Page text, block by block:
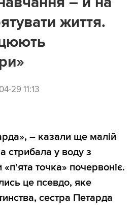
життя.
29 11:13
– казали ще малій
стрибала у воду з
точка» почервоніє.
це псевдо, яке
сестра Петарда